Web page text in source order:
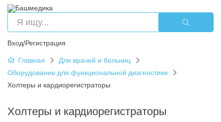
Вход/Регистрация
Главная
Для врачей и больниц
Оборудование для функциональной диагностики
Холтеры и кардиорегистраторы
Холтеры и кардиорегистраторы